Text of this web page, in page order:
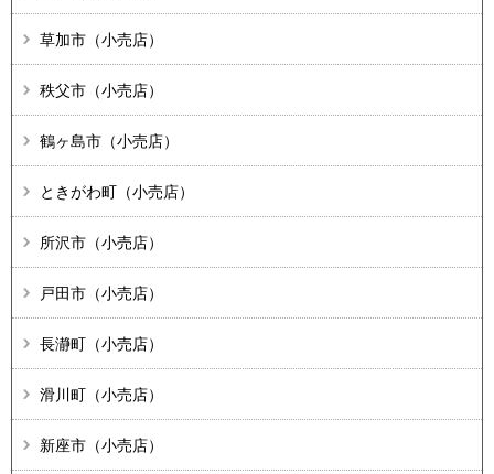
草加市（小売店）
秩父市（小売店）
鶴ヶ島市（小売店）
ときがわ町（小売店）
所沢市（小売店）
戸田市（小売店）
長瀞町（小売店）
滑川町（小売店）
新座市（小売店）